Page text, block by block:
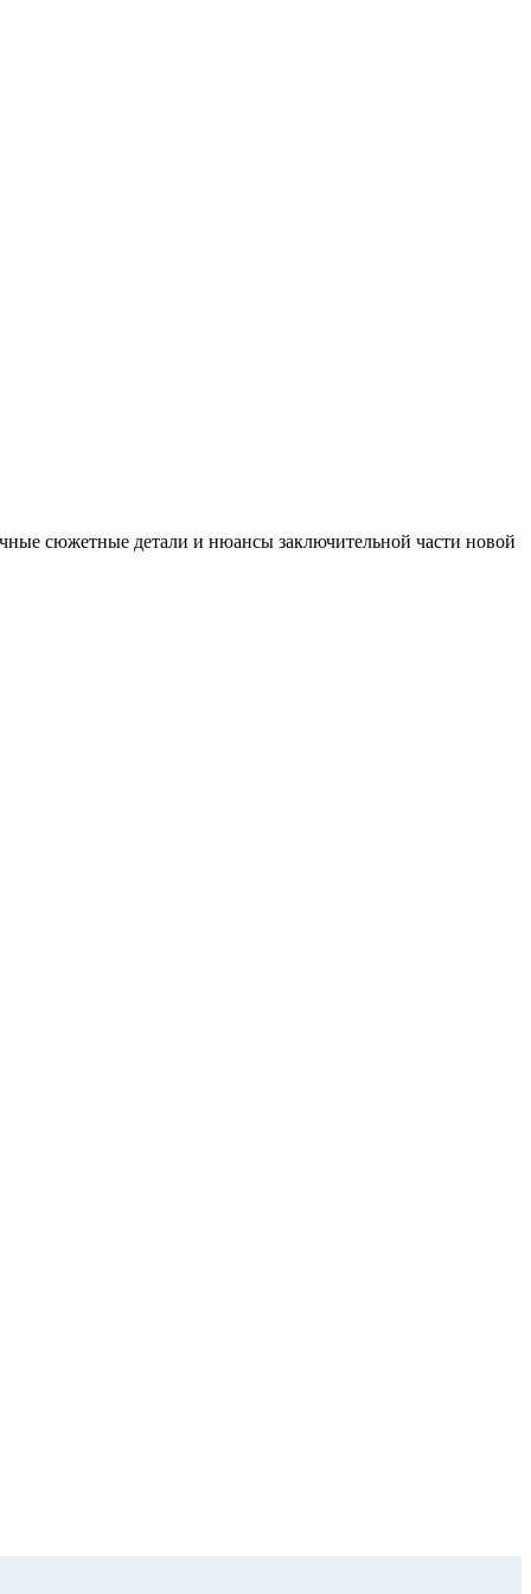
сюжетные детали и нюансы заключительной части новой